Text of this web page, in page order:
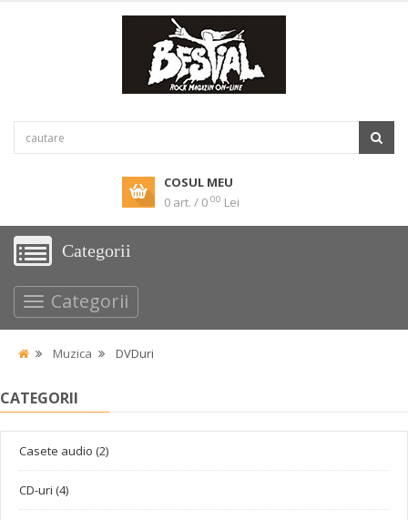
COSUL MEU
0 art. / 0 00 Lei
Categorii
Categorii
Muzica DVDuri
CATEGORII
Casete audio (2)
CD-uri (4)